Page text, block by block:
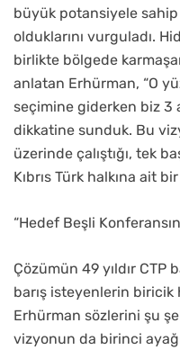
büyük potansiyele
olduklarını vurguladı.
birlikte bölgede
anlatan Erhürman, “O
seçimine giderken biz 3
dikkatine sunduk. Bu
üzerinde çalıştığı, tek
Kıbrıs Türk halkına ait
“Hedef Beşli
Çözümün 49 yıldır CTP
barış isteyenlerin
Erhürman sözlerini şu
vizyonun da birinci